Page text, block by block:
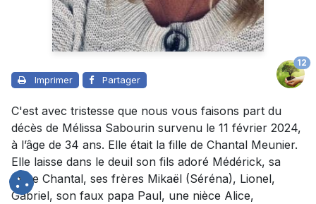
Imprimer Partager
12
C'est avec tristesse que nous vous faisons part du
décès de Mélissa Sabourin survenu le 11 février 2024,
à l’âge de 34 ans. Elle était la fille de Chantal Meunier.
Elle laisse dans le deuil son fils adoré Médérick, sa
mère Chantal, ses frères Mikaël (Séréna), Lionel,
Gabriel, son faux papa Paul, une nièce Alice,